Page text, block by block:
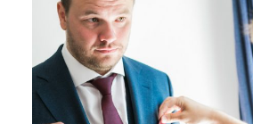
ÜBER UNS
HOCHZEIT